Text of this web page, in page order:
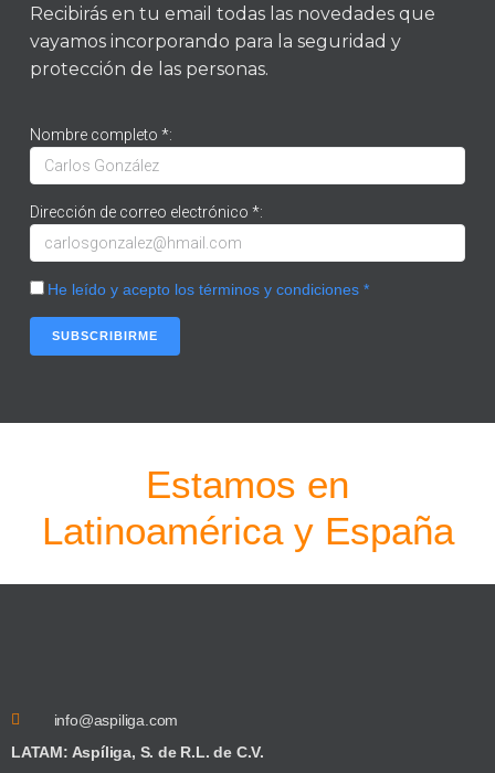
Recibirás en tu email todas las novedades que
vayamos incorporando para la seguridad y
protección de las personas.
Nombre completo *:
Dirección de correo electrónico *:
He leído y acepto los términos y condiciones *
Estamos en
Latinoamérica y España
info@aspiliga.com
LATAM: Aspíliga, S. de R.L. de C.V.